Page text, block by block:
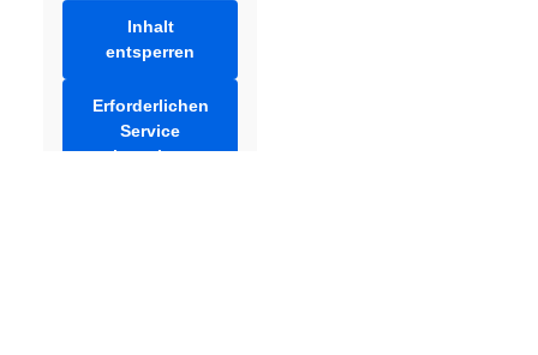
Inhalt
entsperren
Erforderlichen
Service
akzeptieren